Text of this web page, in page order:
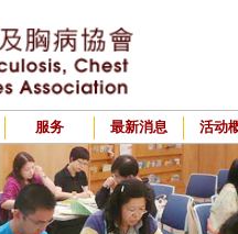
服务 最新消息 活动